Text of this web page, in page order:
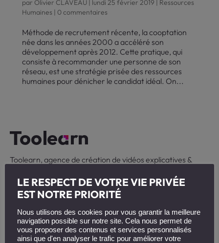
par Olivier CLAVEAU| lundi 25 février 2019 | Ressources
Humaines | 0 commentaires
Méthode de recrutement récente, la cooptation
née dans les années 2000 a accéléré son
développement après 2012. Cette pratique, qui
consiste à recommander une personne de son
réseau, est une stratégie prisée des ressources
humaines pour dénicher le candidat idéal. On...
Toolearn, agence de création de vidéos explicatives &
+ 33 (0)6 47 66 41 02
33 Quai Arloing
69009 Lyon
LE RESPECT DE VOTRE VIE PRIVÉE
EST NOTRE PRIORITÉ
Nous utilisons des cookies pour vous garantir la meilleure
navigation possible sur notre site. Cela nous permet de
vous proposer des contenus et services personnalisés
ainsi que d'en analyser le trafic pour améliorer votre